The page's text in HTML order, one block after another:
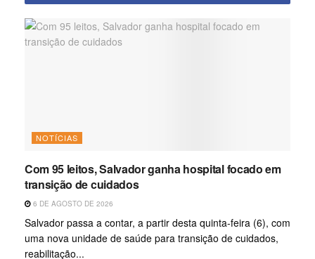
NOTÍCIAS
Com 95 leitos, Salvador ganha hospital focado em
transição de cuidados
6 DE AGOSTO DE 2026
Salvador passa a contar, a partir desta quinta-feira (6), com
uma nova unidade de saúde para transição de cuidados,
reabilitação...